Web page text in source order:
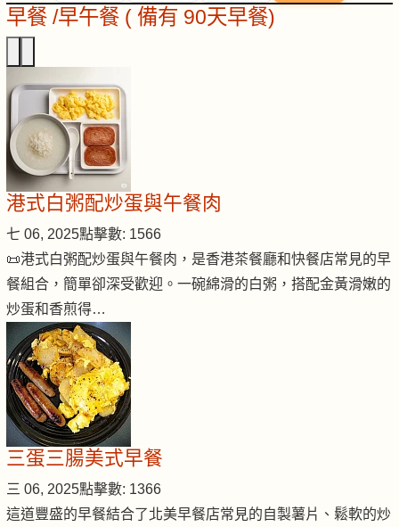
早餐 /早午餐 ( 備有 90天早餐)
港式白粥配炒蛋與午餐肉
七 06, 2025點擊數: 1566
📜港式白粥配炒蛋與午餐肉，是香港茶餐廳和快餐店常見的早
餐組合，簡單卻深受歡迎。一碗綿滑的白粥，搭配金黃滑嫩的
炒蛋和香煎得…
三蛋三腸美式早餐
三 06, 2025點擊數: 1366
這道豐盛的早餐結合了北美早餐店常見的自製薯片、鬆軟的炒